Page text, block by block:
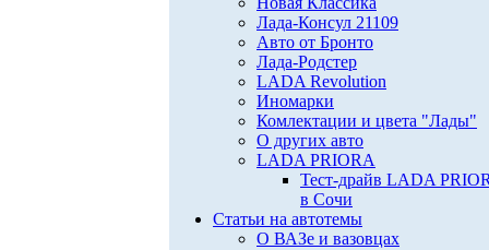
Лада-Консул 21109
Авто от Бронто
Лада-Родстер
LADA Revolution
Иномарки
Комлектации и цвета "Лады"
О других авто
LADA PRIORA
Тест-драйв LADA
в Сочи
Статьи на автотемы
О ВАЗе и вазовцах